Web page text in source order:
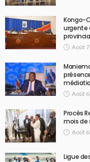
Kongo-
urgente
Août
Août
Procès
mois de
Août
Ligue